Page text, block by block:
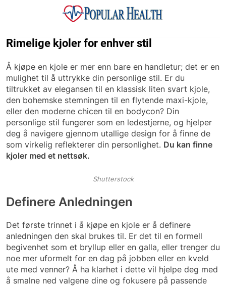
Popular Health
Rimelige kjoler for enhver stil
Å kjøpe en kjole er mer enn bare en handletur; det er en
mulighet til å uttrykke din personlige stil. Er du
tiltrukket av elegansen til en klassisk liten svart kjole,
den bohemske stemningen til en flytende maxi-kjole,
eller den moderne chicen til en bodycon? Din
personlige stil fungerer som en ledestjerne, og hjelper
deg å navigere gjennom utallige design for å finne de
som virkelig reflekterer din personlighet. Du kan finne
kjoler med et nettsøk.
Shutterstock
Definere Anledningen
Det første trinnet i å kjøpe en kjole er å definere
anledningen den skal brukes til. Er det til en formell
begivenhet som et bryllup eller en galla, eller trenger du
noe mer uformelt for en dag på jobben eller en kveld
ute med venner? Å ha klarhet i dette vil hjelpe deg med
å smalne ned valgene dine og fokusere på passende